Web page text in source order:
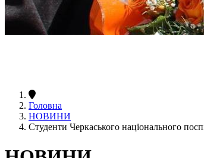
Головна
НОВИНИ
Студенти Черкаського національного